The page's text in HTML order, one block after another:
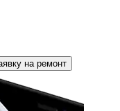
на ремонт